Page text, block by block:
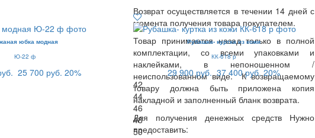
Возврат осуществляется в течении 14 дней с
момента получения товара покупателем.
Товар принимается назад только в полной
комплектации, со всеми упаковками и
наклейками, в непоношенном /
неиспользованном виде. К возвращаемому
товару должна быть приложена копия
накладной и заполненный бланк возврата.
Для получения денежных средств Нужно
предоставить:
юбка модная
Ю-22 ф
25 700 руб. 20%
Рубашка- куртка из кожи
КК-618 р
29 900 руб. 37 400 руб. 20%
42
44
46
48
50